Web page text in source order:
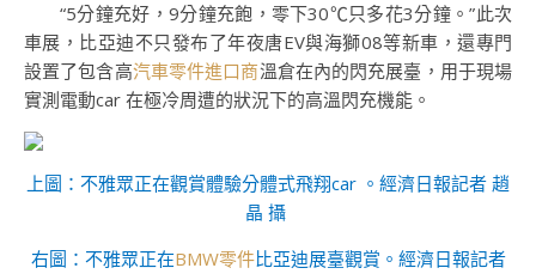
“5分鐘充好，9分鐘充飽，零下30℃只多花3分鐘。”此次
車展，比亞迪不只發布了年夜唐EV與海獅08等新車，還專門
設置了包含高汽車零件進口商溫倉在內的閃充展臺，用于現場
實測電動car 在極冷周遭的狀況下的高溫閃充機能。
上圖：不雅眾正在觀賞體驗分體式飛翔car 。經濟日報記者 趙
晶 攝
右圖：不雅眾正在BMW零件比亞迪展臺觀賞。經濟日報記者